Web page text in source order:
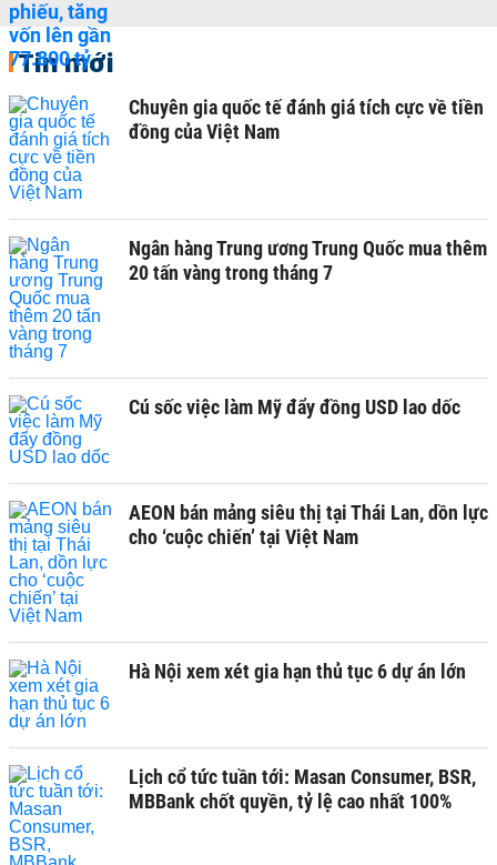
Tin mới
Chuyên gia quốc tế đánh giá tích cực về tiền
đồng của Việt Nam
Ngân hàng Trung ương Trung Quốc mua thêm
20 tấn vàng trong tháng 7
Cú sốc việc làm Mỹ đẩy đồng USD lao dốc
AEON bán mảng siêu thị tại Thái Lan, dồn lực
cho ‘cuộc chiến’ tại Việt Nam
Hà Nội xem xét gia hạn thủ tục 6 dự án lớn
Lịch cổ tức tuần tới: Masan Consumer, BSR,
MBBank chốt quyền, tỷ lệ cao nhất 100%